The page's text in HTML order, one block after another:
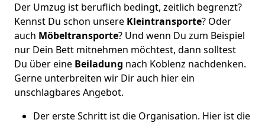
Der Umzug ist beruflich bedingt, zeitlich begrenzt?
Kennst Du schon unsere Kleintransporte? Oder
auch Möbeltransporte? Und wenn Du zum Beispiel
nur Dein Bett mitnehmen möchtest, dann solltest
Du über eine Beiladung nach Koblenz nachdenken.
Gerne unterbreiten wir Dir auch hier ein
unschlagbares Angebot.
Der erste Schritt ist die Organisation. Hier ist die